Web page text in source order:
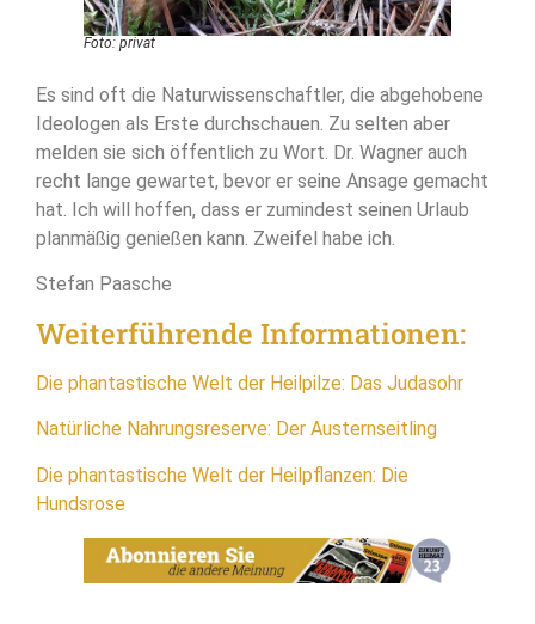
Foto: privat
Es sind oft die Naturwissenschaftler, die abgehobene
Ideologen als Erste durchschauen. Zu selten aber
melden sie sich öffentlich zu Wort. Dr. Wagner auch
recht lange gewartet, bevor er seine Ansage gemacht
hat. Ich will hoffen, dass er zumindest seinen Urlaub
planmäßig genießen kann. Zweifel habe ich.
Stefan Paasche
Weiterführende Informationen:
Die phantastische Welt der Heilpilze: Das Judasohr
Natürliche Nahrungsreserve: Der Austernseitling
Die phantastische Welt der Heilpflanzen: Die
Hundsrose